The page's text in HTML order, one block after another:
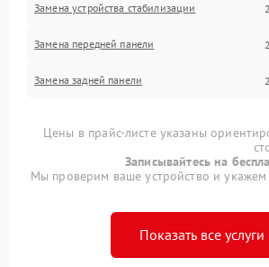
Замена устройства стабилизации
Замена передней панели
Замена задней панели
Цены в прайс-листе указаны
Записывайтесь на
Мы проверим ваше устройство и укажем
Показать все услуги